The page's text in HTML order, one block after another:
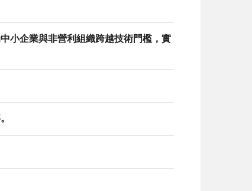
小企業與非營利組織跨越技術門檻，實